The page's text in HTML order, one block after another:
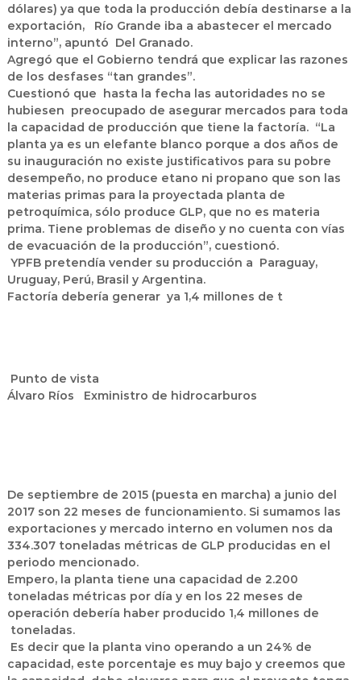
dólares) ya que toda la producción debía destinarse a la
exportación, Río Grande iba a abastecer el mercado
interno”, apuntó Del Granado.
Agregó que el Gobierno tendrá que explicar las razones
de los desfases “tan grandes”.
Cuestionó que hasta la fecha las autoridades no se
hubiesen preocupado de asegurar mercados para toda
la capacidad de producción que tiene la factoría. “La
planta ya es un elefante blanco porque a dos años de
su inauguración no existe justificativos para su pobre
desempeño, no produce etano ni propano que son las
materias primas para la proyectada planta de
petroquímica, sólo produce GLP, que no es materia
prima. Tiene problemas de diseño y no cuenta con vías
de evacuación de la producción”, cuestionó.
YPFB pretendía vender su producción a Paraguay,
Uruguay, Perú, Brasil y Argentina.
Factoría debería generar ya 1,4 millones de t
Punto de vista
Álvaro Ríos Exministro de hidrocarburos
De septiembre de 2015 (puesta en marcha) a junio del
2017 son 22 meses de funcionamiento. Si sumamos las
exportaciones y mercado interno en volumen nos da
334.307 toneladas métricas de GLP producidas en el
periodo mencionado.
Empero, la planta tiene una capacidad de 2.200
toneladas métricas por día y en los 22 meses de
operación debería haber producido 1,4 millones de
toneladas.
Es decir que la planta vino operando a un 24% de
capacidad, este porcentaje es muy bajo y creemos que